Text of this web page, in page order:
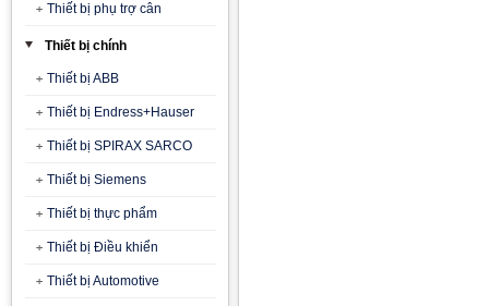
Thiết bị phụ trợ cân
Thiết bị chính
Thiết bị ABB
Thiết bị Endress+Hauser
Thiết bị SPIRAX SARCO
Thiết bị Siemens
Thiết bị thực phẩm
Thiết bị Điều khiển
Thiết bị Automotive